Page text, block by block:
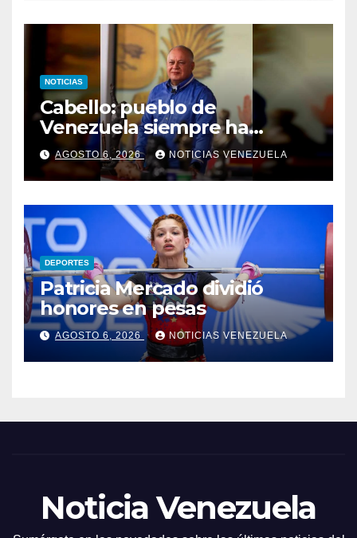
NOTICIAS
Cabello: pueblo de
Venezuela siempre ha
acudido a todos los llamados
al diálogo
AGOSTO 6, 2026 NOTICIAS VENEZUELA
DEPORTES
Patricia Mercado dividió
honores en pesas
AGOSTO 6, 2026 NOTICIAS VENEZUELA
Noticia Venezuela